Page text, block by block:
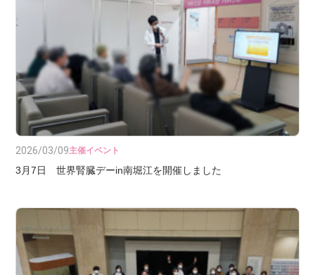
2026/03/09主催イベント
3月7日 世界腎臓デーin南堀江を開催しました